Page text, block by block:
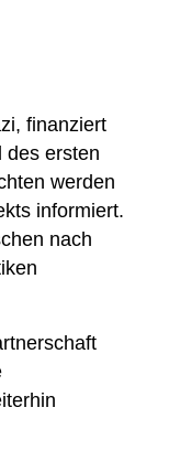
finanziert
des ersten
werden
informiert.
nach